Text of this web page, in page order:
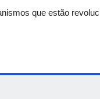
que estão
os impactos da
ciência,
potencial de